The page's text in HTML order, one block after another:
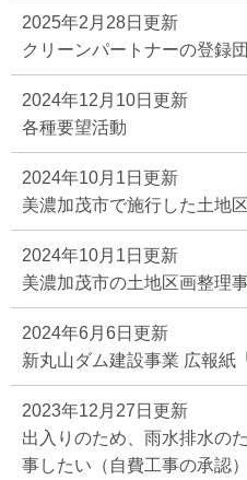
2025年2月28日更新
クリーンパートナーの登録
2024年12月10日更新
各種要望活動
2024年10月1日更新
美濃加茂市で施行した土地
2024年10月1日更新
美濃加茂市の土地区画整理
2024年6月6日更新
新丸山ダム建設事業 広報紙
2023年12月27日更新
出入りのため、雨水排水の
事したい（自費工事の承認）